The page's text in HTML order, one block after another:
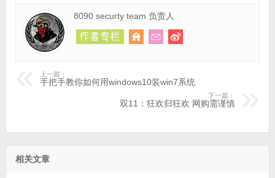
8090 securty team 负责人
上一篇：
手把手教你如何用windows10装win7系统
下一篇：
双11：狂欢归狂欢 网购需谨慎
相关文章